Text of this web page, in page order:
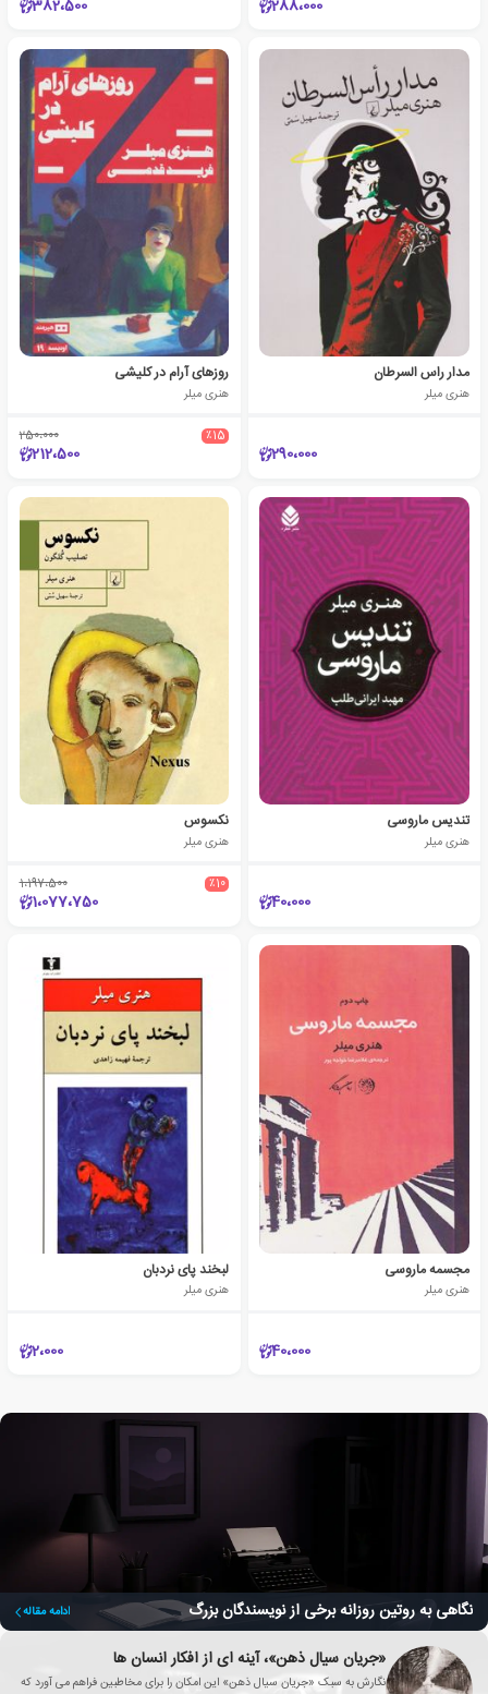
288،000 382،500
مدار راس السرطان
هنری میلر
290،000
روزهای آرام در کلیشی
هنری میلر
٪15 250،000
212،500
تندیس ماروسی
هنری میلر
40،000
نکسوس
هنری میلر
٪10 1،197،500
1،077،750
مجسمه ماروسی
هنری میلر
40،000
لبخند پای نردبان
هنری میلر
2،000
نگاهی به روتین روزانه برخی از نویسندگان بزرگ ادامه مقاله
«جریان سیال ذهن»، آینه ای از افکار انسان ها
نگارش به سبک «جریان سیال ذهن» این امکان را برای مخاطبین فراهم می آورد که